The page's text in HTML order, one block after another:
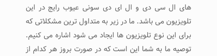
های ال سی دی و ال ای دی سونی عیوب رایج در این
تلویزیون می باشد. ما در زیر به متداول ترین مشکلاتی که
برای این نوع تلویزیون ها ایجاد می شود اشاره می کنیم.
توصیه ما به شما این است که در صورت بروز هر کدام از